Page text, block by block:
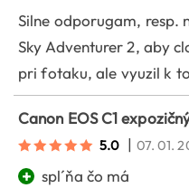
Silne odporugam, resp.
Sky Adventurer 2, aby
pri fotaku, ale vyuzil k
Canon EOS C1
5.0 | 07. 01.
+ spl´ňa čo má